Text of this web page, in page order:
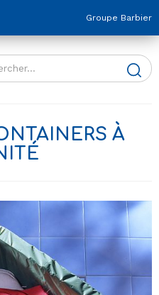
Groupe Barbier
:
À